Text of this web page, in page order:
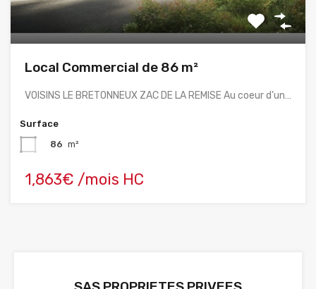
Local Commercial de 86 m²
VOISINS LE BRETONNEUX ZAC DE LA REMISE Au coeur d’un…
Surface
86 m²
1,863€ /mois HC